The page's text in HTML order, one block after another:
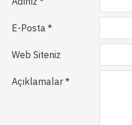
E-Posta
Web Siteniz
Açıklamalar